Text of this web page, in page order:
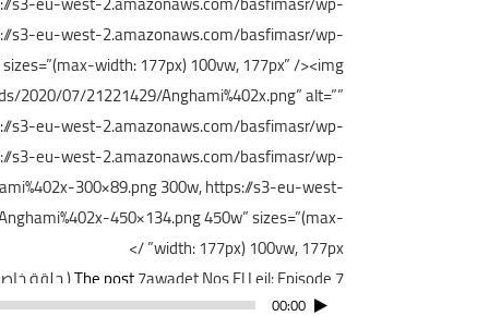
s3-eu-west-2.amazonaws.com/basfimasr/wp-
width: 177px) 100vw, 177px” /><img
07/21221429/Anghami%402x.png” alt=””
s3-eu-west-2.amazonaws.com/basfimasr/wp-
s3-eu-west-2.amazonaws.com/basfimasr/wp-
300×89.png 300w, https://s3-eu-west-
450×134.png 450w” sizes=”(max-
width: 177px) 100vw, 177px” />
The post7awadet Nos El Leil: Episode 7 ( حلقة خاصة* (شقة للبيع*
مشغل00:00